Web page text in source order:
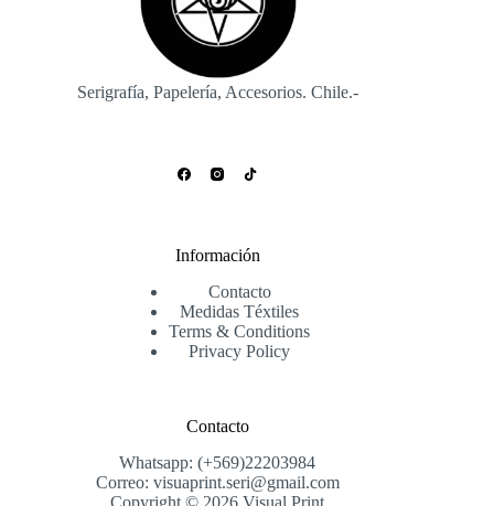
Serigrafía, Papelería, Accesorios. Chile.-
Información
Contacto
Medidas Téxtiles
Terms & Conditions
Privacy Policy
Contacto
Whatsapp: (+569)22203984
Correo: visuaprint.seri@gmail.com
Copyright © 2026 Visual Print